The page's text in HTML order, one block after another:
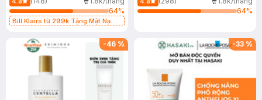
64%
Bill Klairs từ 299k Tặng Mặt Nạ
25ml (SL Có Hạn)
64%
-46 % -33 %